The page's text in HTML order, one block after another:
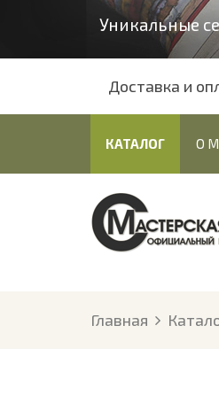
Уникальные
Доставка и
КАТАЛОГ О
Главная